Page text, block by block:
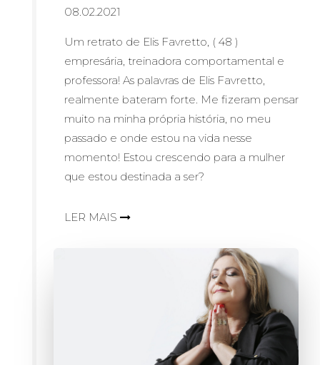
08.02.2021
Um retrato de Elis Favretto, ( 48 )
empresária, treinadora comportamental e
professora! As palavras de Elis Favretto,
realmente bateram forte. Me fizeram pensar
muito na minha própria história, no meu
passado e onde estou na vida nesse
momento! Estou crescendo para a mulher
que estou destinada a ser?
LER MAIS